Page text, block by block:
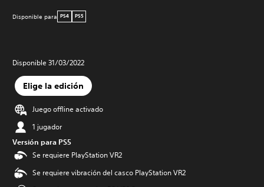
Disponible para PS4 PS5
Disponible 31/03/2022
Elige la edición
Juego offline activado
1 jugador
Versión para PS5
Se requiere PlayStation VR2
Se requiere vibración del casco PlayStation VR2